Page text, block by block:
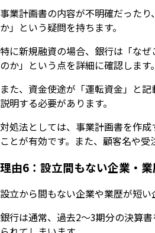
事業計画書の内容が不明確だった
か」という疑問を持ちます。
特に新規融資の場合、銀行は「な
のか」という点を詳細に確認しま
また、資金使途が「運転資金」と
説明する必要があります。
対処法としては、事業計画書を作
ことが有効です。また、顧客名や
理由6：設立間もない企業・
設立から間もない企業や業歴が短
銀行は通常、過去2〜3期分の決算